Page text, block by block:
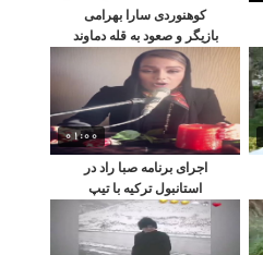
کوهنوردی سارا بهرامی
بازیگر و صعود به قله دماوند
01:00
اجرای برنامه صبا راد در
استانبول ترکیه با تیپ
جدیدش